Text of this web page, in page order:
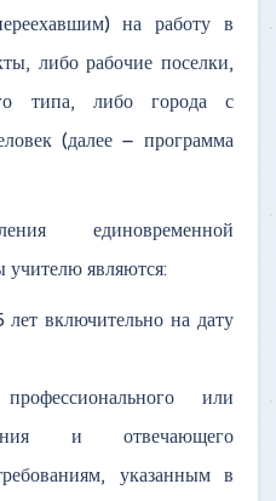
на работу в
либо рабочие поселки,
типа, либо города с
(далее – программа
единовременной
являются:
лет включительно на дату
или
и отвечающего
указанным в